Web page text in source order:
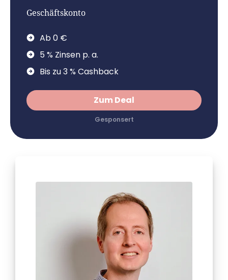
Geschäftskonto
Ab 0 €
5 % Zinsen p. a.
Bis zu 3 % Cashback
Zum Deal